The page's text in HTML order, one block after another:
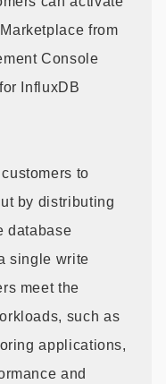
from
Console
InfluxDB
to
by distributing
database
single write
meet the
such as
applications,
and